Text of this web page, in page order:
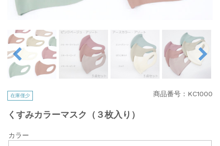
在庫僅少 商品番号：KC1000
くすみカラーマスク（３枚入り）
カラー